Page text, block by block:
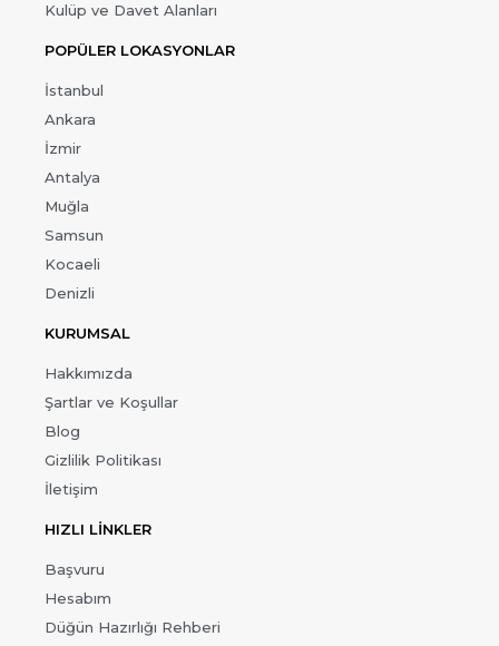
Kulüp ve Davet Alanları
POPÜLER LOKASYONLAR
İstanbul
Ankara
İzmir
Antalya
Muğla
Samsun
Kocaeli
Denizli
KURUMSAL
Hakkımızda
Şartlar ve Koşullar
Blog
Gizlilik Politikası
İletişim
HIZLI LİNKLER
Başvuru
Hesabım
Düğün Hazırlığı Rehberi